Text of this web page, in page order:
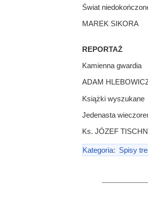
Świat
MAREK SIKORA
REPORTAŻ
Kamienna gwardia
ADAM
Książki wyszukane
Jedenasta
Ks. JÓZEF
Kategoria: Spisy